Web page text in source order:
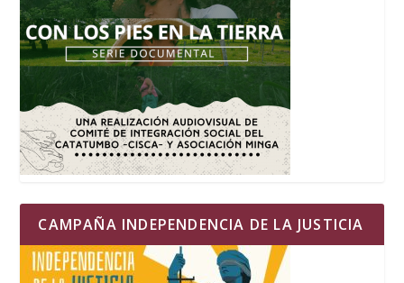
CAMPAÑA INDEPENDENCIA DE LA JUSTICIA